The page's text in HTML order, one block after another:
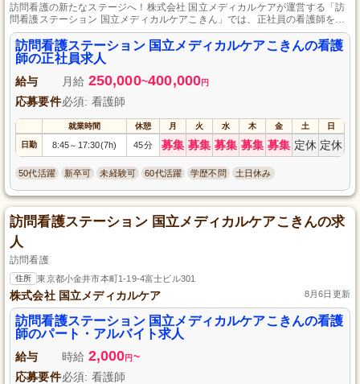
訪問看護の新たなステージへ！株式会社 国立メディカルケアが運営する「訪
問看護ステーション 国立メディカルケアこきん」では、正社員の看護師を募
集しています。勤務地は東京都小金井市で、地域医療に貢献する絶好の機会
です。資格や経験がない方でもご応募いただけます。一緒に患者様の生活を
支えるやりがいある仕事を始めませんか？ぜひ、ご応募をお待ちしておりま
す。
訪問看護ステーション 国立メディカルケアこきんの看護
師の正社員求人
給与 月給 250,000~400,000円
応募要件必須: 看護師
就業時間 休憩 月 火 水 木 金 土 日
日勤 8:45～ 17:30(7h) 45分 募集 募集 募集 募集 募集 定休 定休
50代活躍 新卒可 未経験可 60代活躍 学歴不問 土日休み
訪問看護ステーション 国立メディカルケアこきんの求
人
訪問看護
住所 東京都小金井市本町1-19-4富士ビル301
株式会社 国立メディカルケア 8月6日更新
訪問看護ステーション 国立メディカルケアこきんの看護
師のパート・アルバイト求人
給与 時給 2,000円 ~
応募要件必須: 看護師